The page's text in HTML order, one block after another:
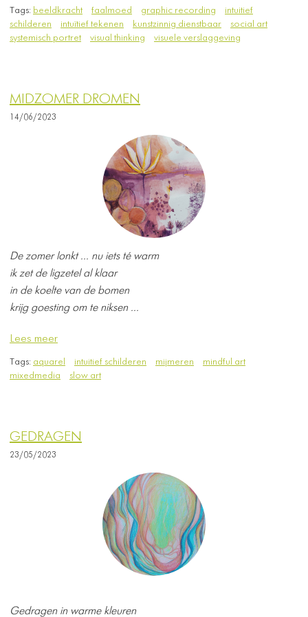
Tags: beeldkracht faalmoed graphic recording
intuitief
schilderen
intuïtief tekenen kunstzinnig dienstbaar
social art
systemisch portret
visual thinking visuele verslaggeving
MIDZOMER DROMEN
14/06/2023
De zomer lonkt ... nu iets té warm
ik zet de ligzetel al klaar
in de koelte van de bomen
krijg goesting om te niksen ...
Lees meer
Tags: aquarel intuitief schilderen mijmeren
mindful art
mixedmedia
slow art
GEDRAGEN
23/05/2023
Gedragen in warme kleuren